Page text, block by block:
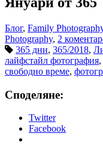
Блог, Family
Photography, 2
365 дни, 365/2018,
лайфстайл фотография,
свободно време,
Споделяне:
Twitter
Facebook